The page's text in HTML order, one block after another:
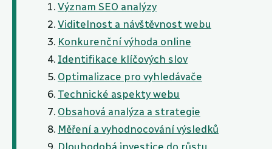
Význam SEO analýzy
Viditelnost a návštěvnost webu
Konkurenční výhoda online
Identifikace klíčových slov
Optimalizace pro vyhledávače
Technické aspekty webu
Obsahová analýza a strategie
Měření a vyhodnocování výsledků